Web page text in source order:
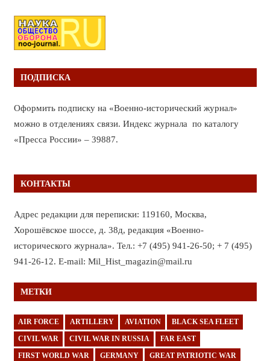
ПОДПИСКА
Оформить подписку на «Военно-исторический журнал»
можно в отделениях связи. Индекс журнала по каталогу
«Пресса России» – 39887.
КОНТАКТЫ
Адрес редакции для переписки: 119160, Москва,
Хорошёвское шоссе, д. 38д, редакция «Военно-
исторического журнала». Тел.: +7 (495) 941-26-50; + 7 (495)
941-26-12. E-mail: Mil_Hist_magazin@mail.ru
МЕТКИ
AIR FORCE ARTILLERY AVIATION BLACK SEA FLEET
CIVIL WAR CIVIL WAR IN RUSSIA FAR EAST
FIRST WORLD WAR GERMANY GREAT PATRIOTIC WAR